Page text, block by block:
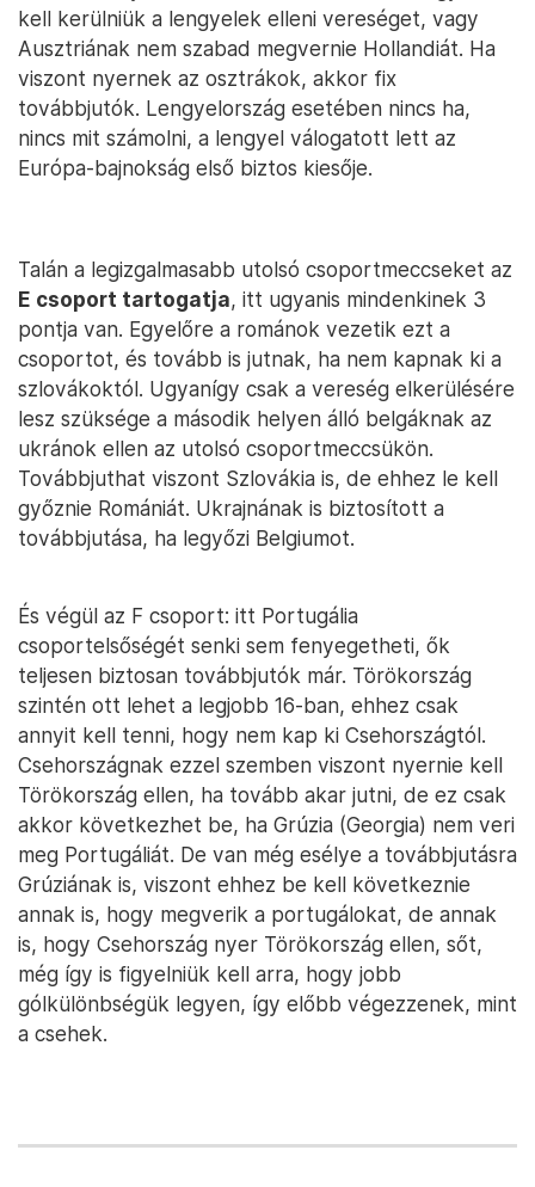
kell kerülniük a lengyelek elleni vereséget, vagy
Ausztriának nem szabad megvernie Hollandiát. Ha
viszont nyernek az osztrákok, akkor fix
továbbjutók. Lengyelország esetében nincs ha,
nincs mit számolni, a lengyel válogatott lett az
Európa-bajnokság első biztos kiesője.
Talán a legizgalmasabb utolsó csoportmeccseket az
E csoport tartogatja, itt ugyanis mindenkinek 3
pontja van. Egyelőre a románok vezetik ezt a
csoportot, és tovább is jutnak, ha nem kapnak ki a
szlovákoktól. Ugyanígy csak a vereség elkerülésére
lesz szüksége a második helyen álló belgáknak az
ukránok ellen az utolsó csoportmeccsükön.
Továbbjuthat viszont Szlovákia is, de ehhez le kell
győznie Romániát. Ukrajnának is biztosított a
továbbjutása, ha legyőzi Belgiumot.
És végül az F csoport: itt Portugália
csoportelsőségét senki sem fenyegetheti, ők
teljesen biztosan továbbjutók már. Törökország
szintén ott lehet a legjobb 16-ban, ehhez csak
annyit kell tenni, hogy nem kap ki Csehországtól.
Csehországnak ezzel szemben viszont nyernie kell
Törökország ellen, ha tovább akar jutni, de ez csak
akkor következhet be, ha Grúzia (Georgia) nem veri
meg Portugáliát. De van még esélye a továbbjutásra
Grúziának is, viszont ehhez be kell következnie
annak is, hogy megverik a portugálokat, de annak
is, hogy Csehország nyer Törökország ellen, sőt,
még így is figyelniük kell arra, hogy jobb
gólkülönbségük legyen, így előbb végezzenek, mint
a csehek.